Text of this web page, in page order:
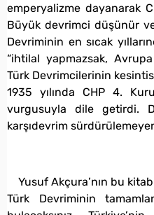
emperyalizme dayanarak
Büyük devrimci düşünür
Devriminin en sıcak
“ihtilal yapmazsak,
Türk Devrimcilerinin
1935 yılında CHP 4.
vurgusuyla dile getirdi.
karşıdevrim
Yusuf Akçura’nın bu
Türk Devriminin